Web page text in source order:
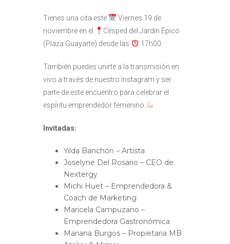
Tienes una cita este
Viernes 19 de
noviembre en el
Césped del Jardín Épico
(Plaza Guayarte) desde las
17h00.
También puedes unirte a la transmisión en
vivo a través de nuestro Instagram y ser
parte de este encuentro para celebrar el
espíritu emprendedor femenino.
Invitadas:
Yılda Banchón – Artista
Joselyne Del Rosario – CEO de
Nextergy
Michi Huet – Emprendedora &
Coach de Marketing
Maricela Campuzano –
Emprendedora Gastronómica
Mariana Burgos – Propietaria MB